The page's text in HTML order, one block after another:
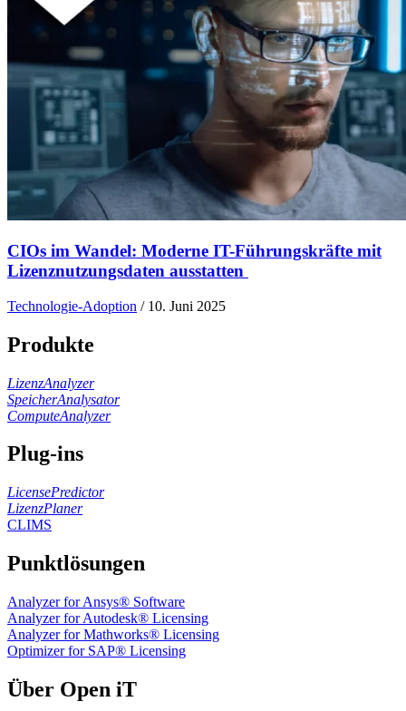
CIOs im Wandel: Moderne IT-Führungskräfte mit
Lizenznutzungsdaten ausstatten
Technologie-Adoption / 10. Juni 2025
Produkte
LizenzAnalyzer
SpeicherAnalysator
ComputeAnalyzer
Plug-ins
LicensePredictor
LizenzPlaner
CLIMS
Punktlösungen
Analyzer for Ansys® Software
Analyzer for Autodesk® Licensing
Analyzer for Mathworks® Licensing
Optimizer for SAP® Licensing
Über Open iT